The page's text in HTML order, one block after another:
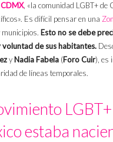
CDMX, «la comunidad LGBT+ de
Es difícil pensar en una
Esto no se debe
voluntad de sus habitantes.
y Nadia Fabela (Foro Cuir), es
de líneas temporales.
estaba